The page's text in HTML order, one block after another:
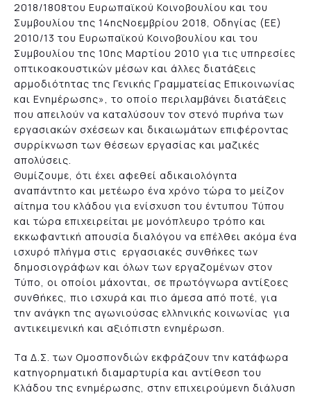
2018/1808του Ευρωπαϊκού Κοινοβουλίου και του
Συμβουλίου της 14ηςΝοεμβρίου 2018, Οδηγίας (ΕΕ)
2010/13 του Ευρωπαϊκού Κοινοβουλίου και του
Συμβουλίου της 10ης Μαρτίου 2010 για τις υπηρεσίες
οπτικοακουστικών μέσων και άλλες διατάξεις
αρμοδιότητας της Γενικής Γραμματείας Επικοινωνίας
και Ενημέρωσης», το οποίο περιλαμβάνει διατάξεις
που απειλούν να καταλύσουν τον στενό πυρήνα των
εργασιακών σχέσεων και δικαιωμάτων επιφέροντας
συρρίκνωση των θέσεων εργασίας και μαζικές
απολύσεις.
Θυμίζουμε, ότι έχει αφεθεί αδικαιολόγητα
αναπάντητο και μετέωρο ένα χρόνο τώρα το μείζον
αίτημα του κλάδου για ενίσχυση του έντυπου Τύπου
και τώρα επιχειρείται με μονόπλευρο τρόπο και
εκκωφαντική απουσία διαλόγου να επέλθει ακόμα ένα
ισχυρό πλήγμα στις εργασιακές συνθήκες των
δημοσιογράφων και όλων των εργαζομένων στον
Τύπο, οι οποίοι μάχονται, σε πρωτόγνωρα αντίξοες
συνθήκες, πιο ισχυρά και πιο άμεσα από ποτέ, για
την ανάγκη της αγωνιούσας ελληνικής κοινωνίας για
αντικειμενική και αξιόπιστη ενημέρωση.
Τα Δ.Σ. των Ομοσπονδιών εκφράζουν την κατάφωρα
κατηγορηματική διαμαρτυρία και αντίθεση του
Κλάδου της ενημέρωσης, στην επιχειρούμενη διάλυση